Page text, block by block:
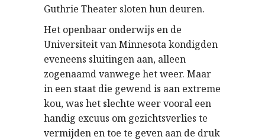
Guthrie Theater sloten hun deuren.
Het openbaar onderwijs en de
Universiteit van Minnesota kondigden
eveneens sluitingen aan, alleen
zogenaamd vanwege het weer. Maar
in een staat die gewend is aan extreme
kou, was het slechte weer vooral een
handig excuus om gezichtsverlies te
vermijden en toe te geven aan de druk